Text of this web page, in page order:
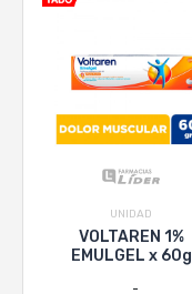
UNIDAD
VOLTAREN 1%
EMULGEL x 60g